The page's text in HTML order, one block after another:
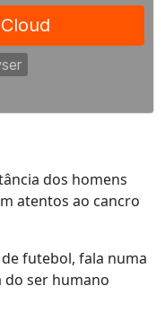
dos homens
atentos ao cancro
futebol, fala numa
do ser humano